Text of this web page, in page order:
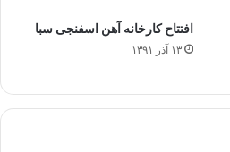
افتتاح کارخانه آهن اسفنجی سبا
۱۳ آذر ۱۳۹۱